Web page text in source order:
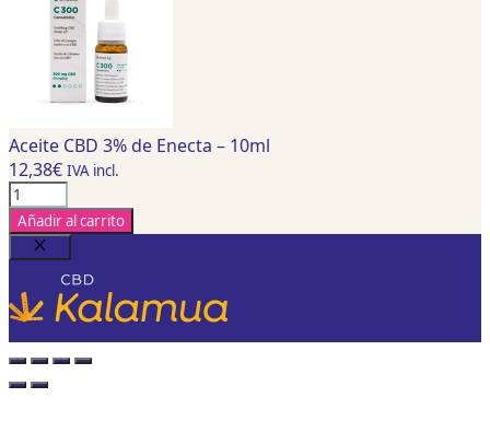
Aceite CBD 3% de Enecta – 10ml
12,38€ IVA incl.
Aceite
CBD
3%
de
Enecta
-
10ml
cantidad
Añadir al carrito
Cerrar